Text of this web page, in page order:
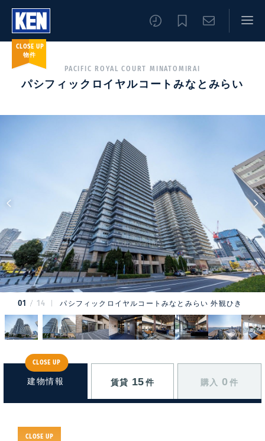
CLOSE UP
物件
PACIFIC ROYAL COURT MINATOMIRAI
パシフィックロイヤルコートみなとみらい
01 14 パシフィックロイヤルコートみなとみらい 外観ひき
CLOSE UP
建物情報 賃貸 15 件 購入 0 件
CLOSE UP